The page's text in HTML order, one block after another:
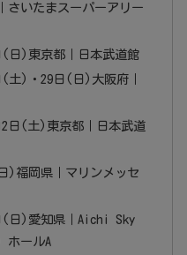
さいたまスーパーアリー
日)東京都｜日本武道館
土)・29日(日)大阪府｜
日(土)東京都｜日本武道
)福岡県｜マリンメッセ
(日)愛知県｜Aichi Sky
ホールA